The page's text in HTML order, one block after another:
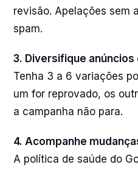
revisão. Apelações sem
spam.
3. Diversifique
Tenha 3 a 6 variações
um for reprovado, os
a campanha não para.
4. Acompanhe
A política de saúde do